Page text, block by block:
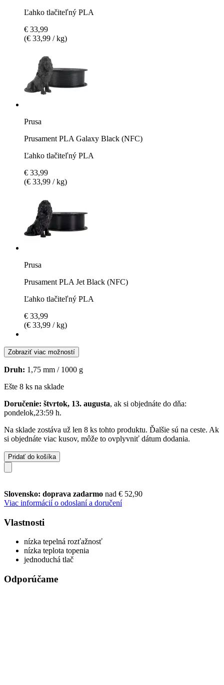
Ľahko tlačiteľný PLA
€ 33,99
(€ 33,99 / kg)
Prusa
Prusament PLA Galaxy Black (NFC)
Ľahko tlačiteľný PLA
€ 33,99
(€ 33,99 / kg)
Prusa
Prusament PLA Jet Black (NFC)
Ľahko tlačiteľný PLA
€ 33,99
(€ 33,99 / kg)
Zobraziť viac možností
Druh: 1,75 mm / 1000 g
Ešte 8 ks na sklade
Doručenie: štvrtok, 13. augusta, ak si objednáte do dňa:
pondelok,23:59 h.
Na sklade zostáva už len 8 ks tohto produktu. Ďalšie sú na ceste. Ak
si objednáte viac kusov, môže to ovplyvniť dátum dodania.
Pridať do košíka
Slovensko: doprava zadarmo nad € 52,90
Viac informácií o odoslaní a doručení
Vlastnosti
nízka tepelná rozťažnosť
nízka teplota topenia
jednoduchá tlač
Odporúčame